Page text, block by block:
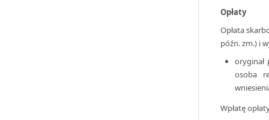
Opłaty
Opłata
późn. zm.) i
oryginał
osoba
Wpłatę